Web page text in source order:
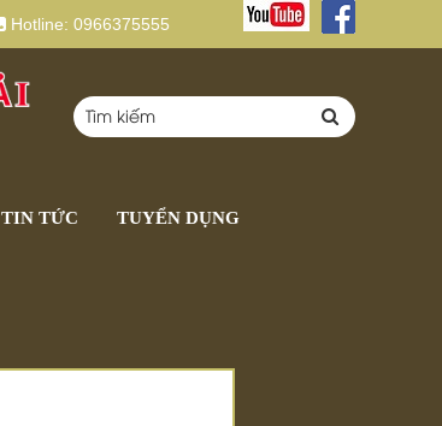
Hotline: 0966375555
TIN TỨC TUYỂN DỤNG